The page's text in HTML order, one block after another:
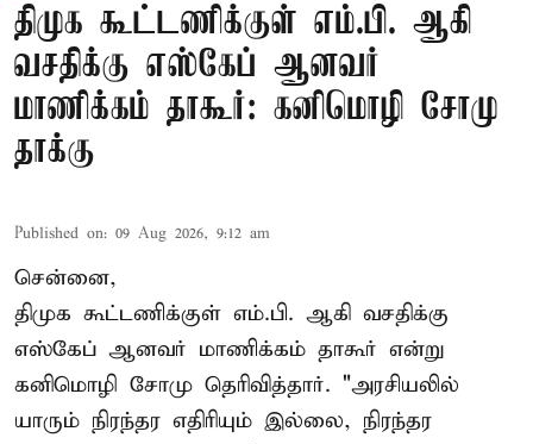
திமுக கூட்டணிக்குள் எம்.பி. ஆகி
வசதிக்கு எஸ்கேப் ஆனவர்
மாணிக்கம் தாகூர்: கனிமொழி சோமு
தாக்கு
Published on: 09 Aug 2026, 9:12 am
சென்னை,
திமுக கூட்டணிக்குள் எம்.பி. ஆகி வசதிக்கு
எஸ்கேப் ஆனவர் மாணிக்கம் தாகூர் என்று
கனிமொழி சோமு தெரிவித்தார். "அரசியலில்
யாரும் நிரந்தர எதிரியும் இல்லை, நிரந்தர